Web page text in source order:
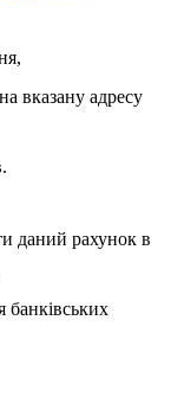
вказану адресу
даний рахунок в
банківських